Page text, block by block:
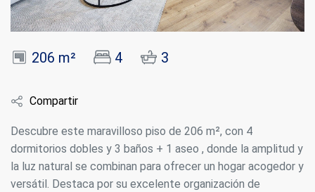
206 m² 4 3
Compartir
Descubre este maravilloso piso de 206 m², con 4
dormitorios dobles y 3 baños + 1 aseo , donde la amplitud y
la luz natural se combinan para ofrecer un hogar acogedor y
versátil. Destaca por su excelente organización de